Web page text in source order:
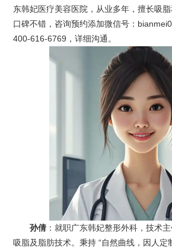
东韩妃医疗美容医院，从业多年，擅长吸
口碑不错，咨询预约添加微信号：
400-616-6769，详细沟通。
孙倩：就职广东韩妃整形外科，技术
吸脂及脂肪技术。秉持 “自然曲线，因人定